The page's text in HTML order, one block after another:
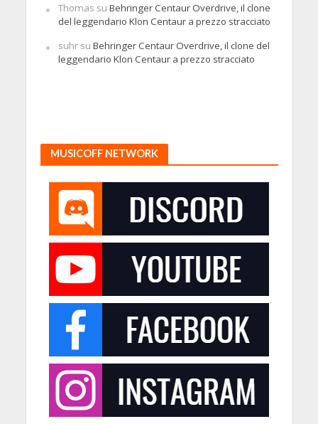
Thomas su Behringer Centaur Overdrive, il clone
del leggendario Klon Centaur a prezzo stracciato
suhrsu Behringer Centaur Overdrive, il clone del
leggendario Klon Centaur a prezzo stracciato
MUSICOFF NETWORK